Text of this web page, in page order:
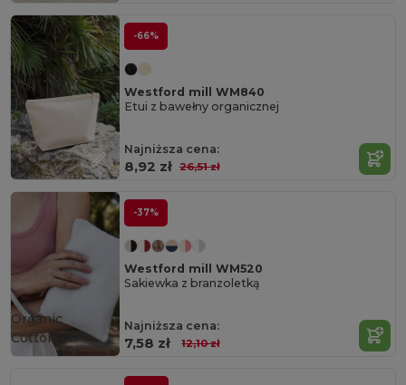
-66%
Westford mill WM840
Etui z bawełny organicznej
Najniższa cena:
8,92 zł 26,51 zł
-37%
Westford mill WM520
Sakiewka z branzoletką
Najniższa cena:
7,58 zł 12,10 zł
Organic
Cotton